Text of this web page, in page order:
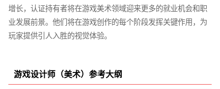
增长，认证持有者将在游戏美术领域迎来更多的就业机会和职
业发展前景。他们将在游戏创作的每个阶段发挥关键作用，为
玩家提供引人入胜的视觉体验。
游戏设计师（美术）参考大纲